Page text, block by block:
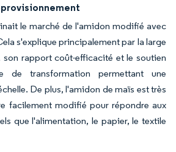
le marché de l'amidon modifié avec
s'explique principalement par la large
rapport coût-efficacité et le soutien
de transformation permettant une
De plus, l'amidon de maïs est très
facilement modifié pour répondre aux
que l'alimentation, le papier, le textile